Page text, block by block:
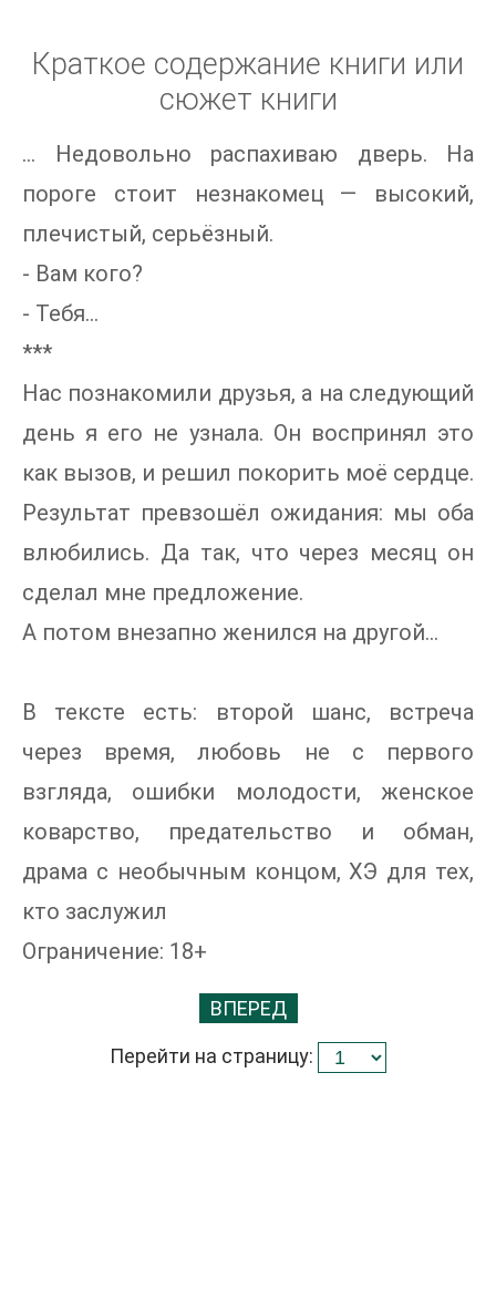
Краткое содержание книги или
сюжет книги
… Недовольно распахиваю дверь. На
пороге стоит незнакомец — высокий,
плечистый, серьёзный.
- Вам кого?
- Тебя…
***
Нас познакомили друзья, а на следующий
день я его не узнала. Он воспринял это
как вызов, и решил покорить моё сердце.
Результат превзошёл ожидания: мы оба
влюбились. Да так, что через месяц он
сделал мне предложение.
А потом внезапно женился на другой…
В тексте есть: второй шанс, встреча
через время, любовь не с первого
взгляда, ошибки молодости, женское
коварство, предательство и обман,
драма с необычным концом, ХЭ для тех,
кто заслужил
Ограничение: 18+
ВПЕРЕД
Перейти на страницу: